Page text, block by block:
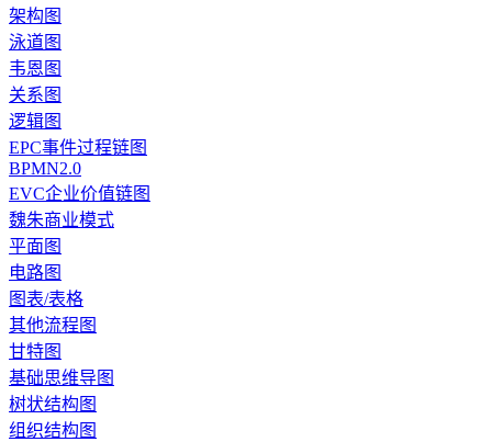
架构图
泳道图
韦恩图
关系图
逻辑图
EPC事件过程链图
BPMN2.0
EVC企业价值链图
魏朱商业模式
平面图
电路图
图表/表格
其他流程图
甘特图
基础思维导图
树状结构图
组织结构图